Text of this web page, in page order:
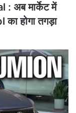
अब मार्केट में
का होगा तगड़ा